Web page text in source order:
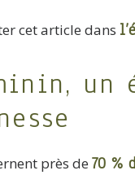
cet article dans
un
près de 70 %